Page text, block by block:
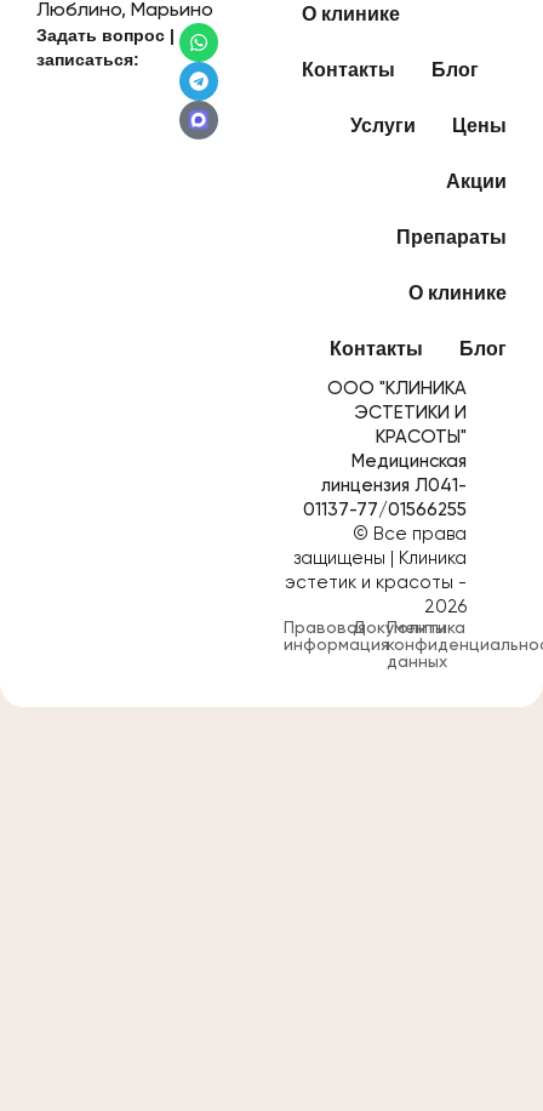
Люблино, Марьино
Задать вопрос |
записаться:
О клинике
Контакты Блог
Услуги Цены
Акции
Препараты
О клинике
Контакты Блог
ООО "КЛИНИКА
ЭСТЕТИКИ И
КРАСОТЫ"
Медицинская
линцензия Л041-
01137-77/01566255
© Все права
защищены | Клиника
эстетик и красоты -
2026
Правовая
информация
Документы
Политика
данных